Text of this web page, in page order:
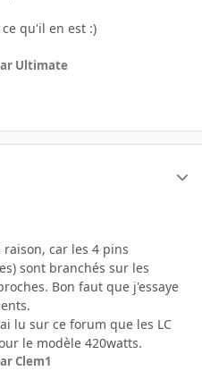
qu'il en est :)
Ultimate
car les 4 pins
sont branchés sur les
Bon faut que j'essaye
lu sur ce forum que les LC
le modèle 420watts.
Clem1